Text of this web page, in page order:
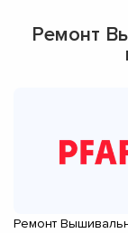
Ремонт
Ремонт